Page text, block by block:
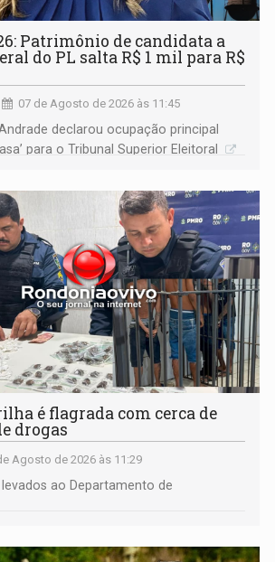
Patrimônio de candidata a
do PL salta R$ 1 mil para R$
07 de Agosto de 2026 às 11:45
declarou ocupação principal
para o Tribunal Superior Eleitoral
é flagrada com cerca de
drogas
Agosto de 2026 às 11:29
ao Departamento de